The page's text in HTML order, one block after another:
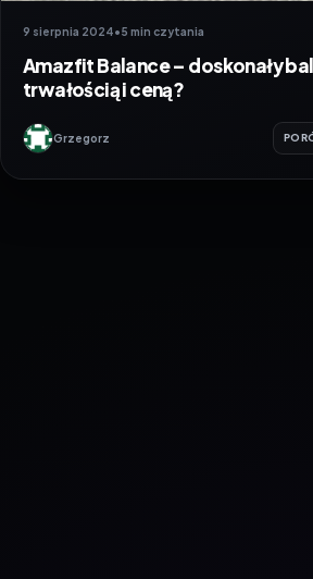
9 sierpnia 2024•5 min czytania
Amazfit Balance – doskonały
trwałością i ceną?
Grzegorz